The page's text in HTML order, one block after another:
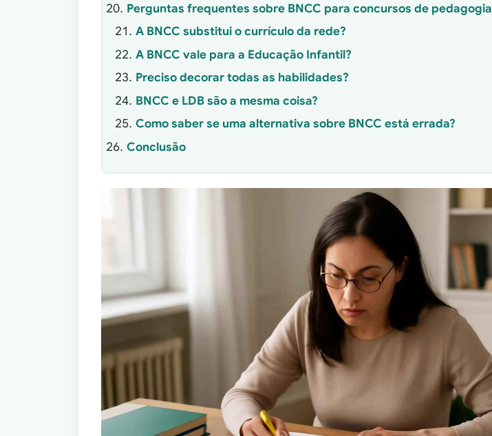
Perguntas frequentes sobre BNCC para concursos de pedagogia
A BNCC substitui o currículo da rede?
A BNCC vale para a Educação Infantil?
Preciso decorar todas as habilidades?
BNCC e LDB são a mesma coisa?
Como saber se uma alternativa sobre BNCC está errada?
Conclusão